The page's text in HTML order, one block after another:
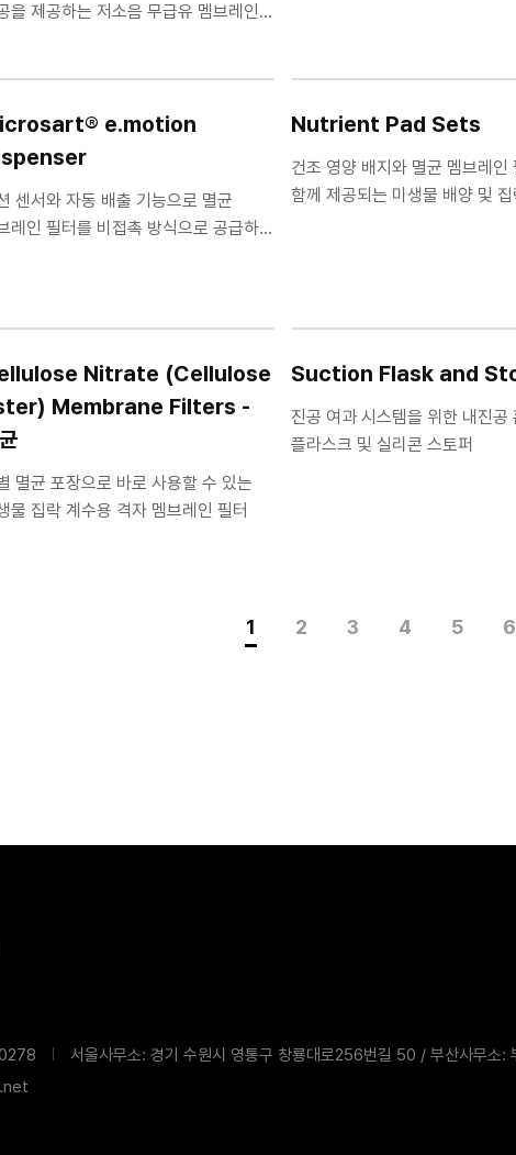
을 제공하는 저소음 무급유 멤브레인
e.motion
센서와 자동 배출 기능으로 멸균
레인 필터를 비접촉 방식으로 공급하는
Nutrient Pad Sets
건조 영양 배지와 멸균 멤브레인
함께 제공되는 미생물 배양 및 집
Nitrate (Cellulose
Membrane Filters -
멸균 포장으로 바로 사용할 수 있는
물 집락 계수용 격자 멤브레인 필터
Suction Flask and
진공 여과 시스템을 위한 내진공
플라스크 및 실리콘 스토퍼
1 2 3 4 5 6
서울사무소: 경기 수원시 영통구 창룡대로256번길 50 / 부산사무소